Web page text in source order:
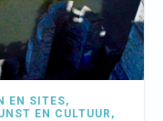
EN SITES,
EN CULTUUR ,